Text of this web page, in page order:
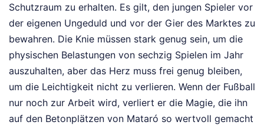
Schutzraum zu erhalten. Es gilt, den jungen Spieler vor
der eigenen Ungeduld und vor der Gier des Marktes zu
bewahren. Die Knie müssen stark genug sein, um die
physischen Belastungen von sechzig Spielen im Jahr
auszuhalten, aber das Herz muss frei genug bleiben,
um die Leichtigkeit nicht zu verlieren. Wenn der Fußball
nur noch zur Arbeit wird, verliert er die Magie, die ihn
auf den Betonplätzen von Mataró so wertvoll gemacht